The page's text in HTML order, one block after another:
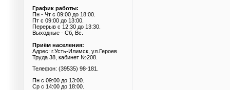
График работы:
Пн - Чт с 09:00 до 18:00.
Пт с 09:00 до 13:00.
Перерыв с 12:30 до 13:30.
Выходные - Сб, Вс.
Приём населения:
Адрес: г.Усть-Илимск, ул.Героев
Труда 38, кабинет №208.
Телефон: (39535) 98-181.
Пн с 09:00 до 13:00.
Ср с 14:00 до 18:00.